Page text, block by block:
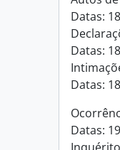
Datas:
Datas:
Datas:
Datas: